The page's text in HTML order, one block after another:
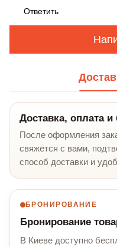
Ответить
Доставка, оплата
После оформления
свяжется с вами,
способ доставки и
БРОНИРОВАНИЕ
Бронирование
В Киеве доступно